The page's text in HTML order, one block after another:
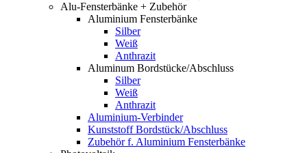
Alu-Fensterbänke + Zubehör
Aluminium Fensterbänke
Silber
Weiß
Anthrazit
Aluminum Bordstücke/Abschluss
Silber
Weiß
Anthrazit
Aluminium-Verbinder
Kunststoff Bordstück/Abschluss
Zubehör f. Aluminium Fensterbänke